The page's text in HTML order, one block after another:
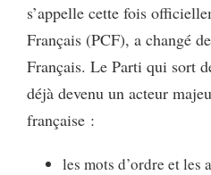
s’appelle cette fois
Français (PCF), a changé
Français. Le Parti qui sort
déjà devenu un acteur
française :
les mots d’ordre et les